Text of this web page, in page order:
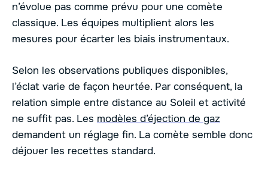
n’évolue pas comme prévu pour une comète
classique. Les équipes multiplient alors les
mesures pour écarter les biais instrumentaux.
Selon les observations publiques disponibles,
l’éclat varie de façon heurtée. Par conséquent, la
relation simple entre distance au Soleil et activité
ne suffit pas. Les modèles d’éjection de gaz
demandent un réglage fin. La comète semble donc
déjouer les recettes standard.